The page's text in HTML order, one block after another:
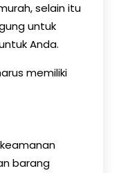
selain itu
untuk
Anda.
memiliki
barang